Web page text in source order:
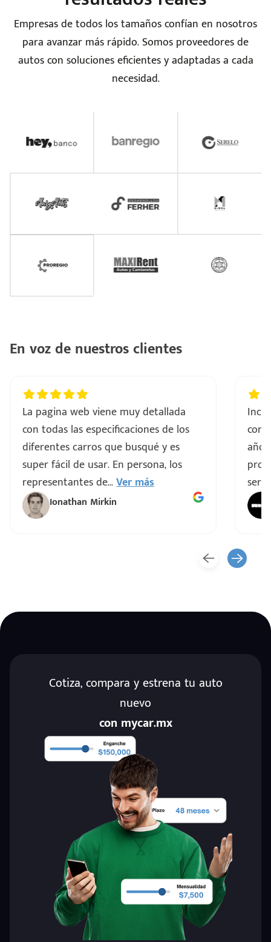
Empresas de todos los tamaños confían en nosotros
para avanzar más rápido. Somos proveedores de
autos con soluciones eficientes y adaptadas a cada
necesidad.
En voz de nuestros clientes
La pagina web viene muy detallada
con todas las especificaciones de los
diferentes carros que busqué y es
super fácil de usar. En persona, los
representantes de...Ver más
Ionathan Mirkin
Cotiza, compara y estrena tu auto
nuevo
con mycar.mx